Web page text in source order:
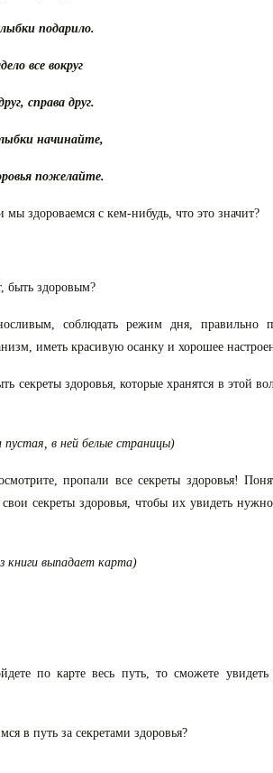
подарило.
все вокруг
справа друг.
начинайте,
пожелайте.
мы здороваемся с кем-нибудь, что это значит?
быть здоровым?
соблюдать режим дня, правильно
иметь красивую осанку и хорошее
секреты здоровья, которые хранятся в этой
в ней белые страницы)
пропали все секреты здоровья!
секреты здоровья, чтобы их увидеть
книги выпадает карта)
по карте весь путь, то сможете увидеть
в путь за секретами здоровья?